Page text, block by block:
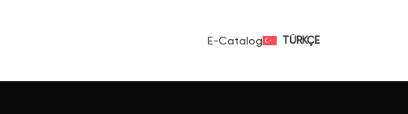
E-Catalog TÜRKÇE